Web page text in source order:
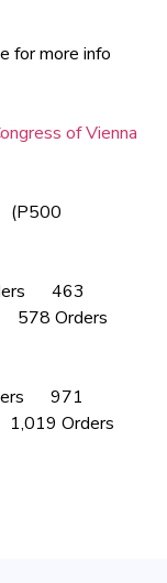
for more info
of Vienna
463
578 Orders
971
Orders